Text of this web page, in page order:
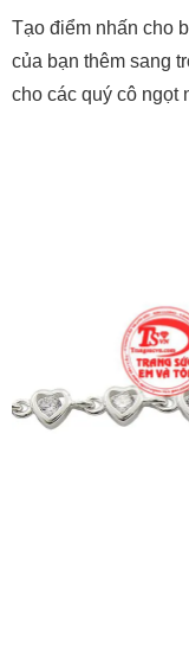
Tạo điểm nhấn cho
của bạn thêm sang
cho các quý cô ngọt